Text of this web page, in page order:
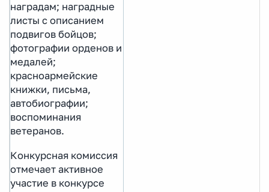
наградам; наградные
листы с описанием
подвигов бойцов;
фотографии орденов и
медалей;
красноармейские
книжки, письма,
автобиографии;
воспоминания
ветеранов.
Конкурсная комиссия
отмечает активное
участие в конкурсе